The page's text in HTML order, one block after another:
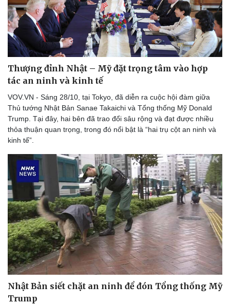
Thể thao
Bóng đá
Lịch thi đấu bóng đá
Thế giới thể thao
eSports
Hậu trường
Ô tô - Xe máy
Ô tô
Xe máy
Tư vấn
Thượng đỉnh Nhật – Mỹ đặt trọng tâm vào hợp
tác an ninh và kinh tế
VOV.VN - Sáng 28/10, tại Tokyo, đã diễn ra cuộc hội đàm giữa
Thủ tướng Nhật Bản Sanae Takaichi và Tổng thống Mỹ Donald
Trump. Tại đây, hai bên đã trao đổi sâu rộng và đạt được nhiều
thỏa thuận quan trọng, trong đó nổi bật là “hai trụ cột an ninh và
kinh tế”.
Nhật Bản siết chặt an ninh để đón Tổng thống Mỹ
Trump